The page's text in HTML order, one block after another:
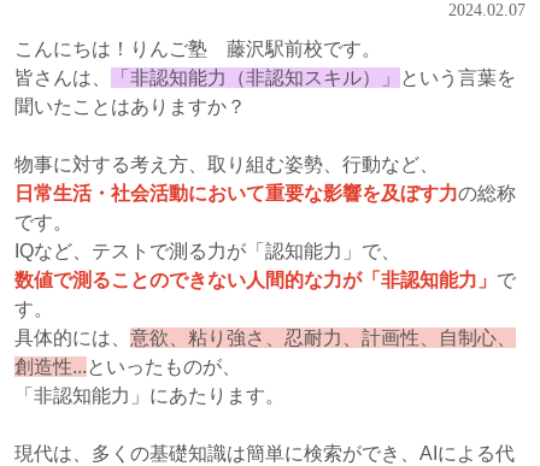
2024.02.07
こんにちは！りんご塾 藤沢駅前校です。
皆さんは、
「非認知能力（非認知スキル）」
という言葉を
聞いたことはありますか？
物事に対する考え方、取り組む姿勢、行動など、
日常生活・社会活動において重要な影響を及ぼす力の総称
です。
IQなど、テストで測る力が「認知能力」で、
数値で測ることのできない人間的な力が「非認知能力」 で
す。
具体的には、 意欲、粘り強さ、忍耐力、計画性、自制心、
創造性...といったものが、
「非認知能力」にあたります。
現代は、多くの基礎知識は簡単に検索ができ、AIによる代